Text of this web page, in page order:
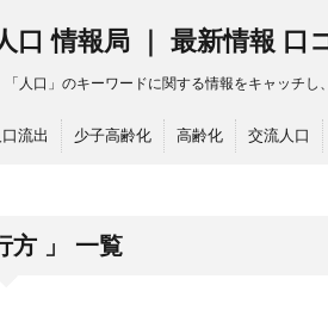
口 情報局 ｜ 最新情報 口
「人口」のキーワードに関する情報をキャッチし
口流出 少子高齢化 高齢化 交流人口
方 」 一覧